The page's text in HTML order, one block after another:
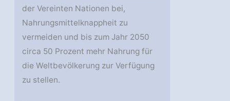
der Vereinten Nationen bei,
Nahrungsmittelknappheit zu
vermeiden und bis zum Jahr 2050
circa 50 Prozent mehr Nahrung für
die Weltbevölkerung zur Verfügung
zu stellen.